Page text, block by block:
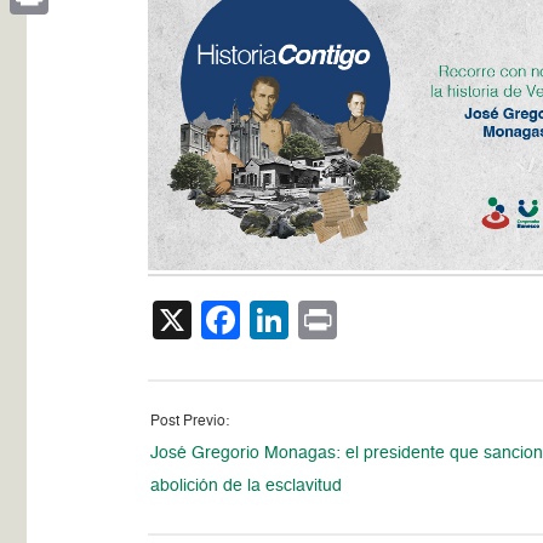
X Facebook
LinkedIn
Post Previo:
José Gregorio Monagas: el presidente que
abolición de la esclavitud